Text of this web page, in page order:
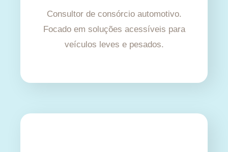
Consultor de consórcio automotivo.
Focado em soluções acessíveis para
veículos leves e pesados.